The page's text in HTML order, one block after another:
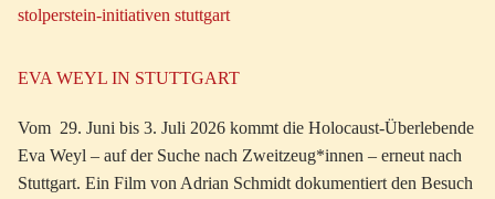
stolperstein-initiativen stuttgart
EVA WEYL IN STUTTGART
Vom 29. Juni bis 3. Juli 2026 kommt die Holocaust-Überlebende
Eva Weyl – auf der Suche nach Zweitzeug*innen – erneut nach
Stuttgart. Ein Film von Adrian Schmidt dokumentiert den Besuch